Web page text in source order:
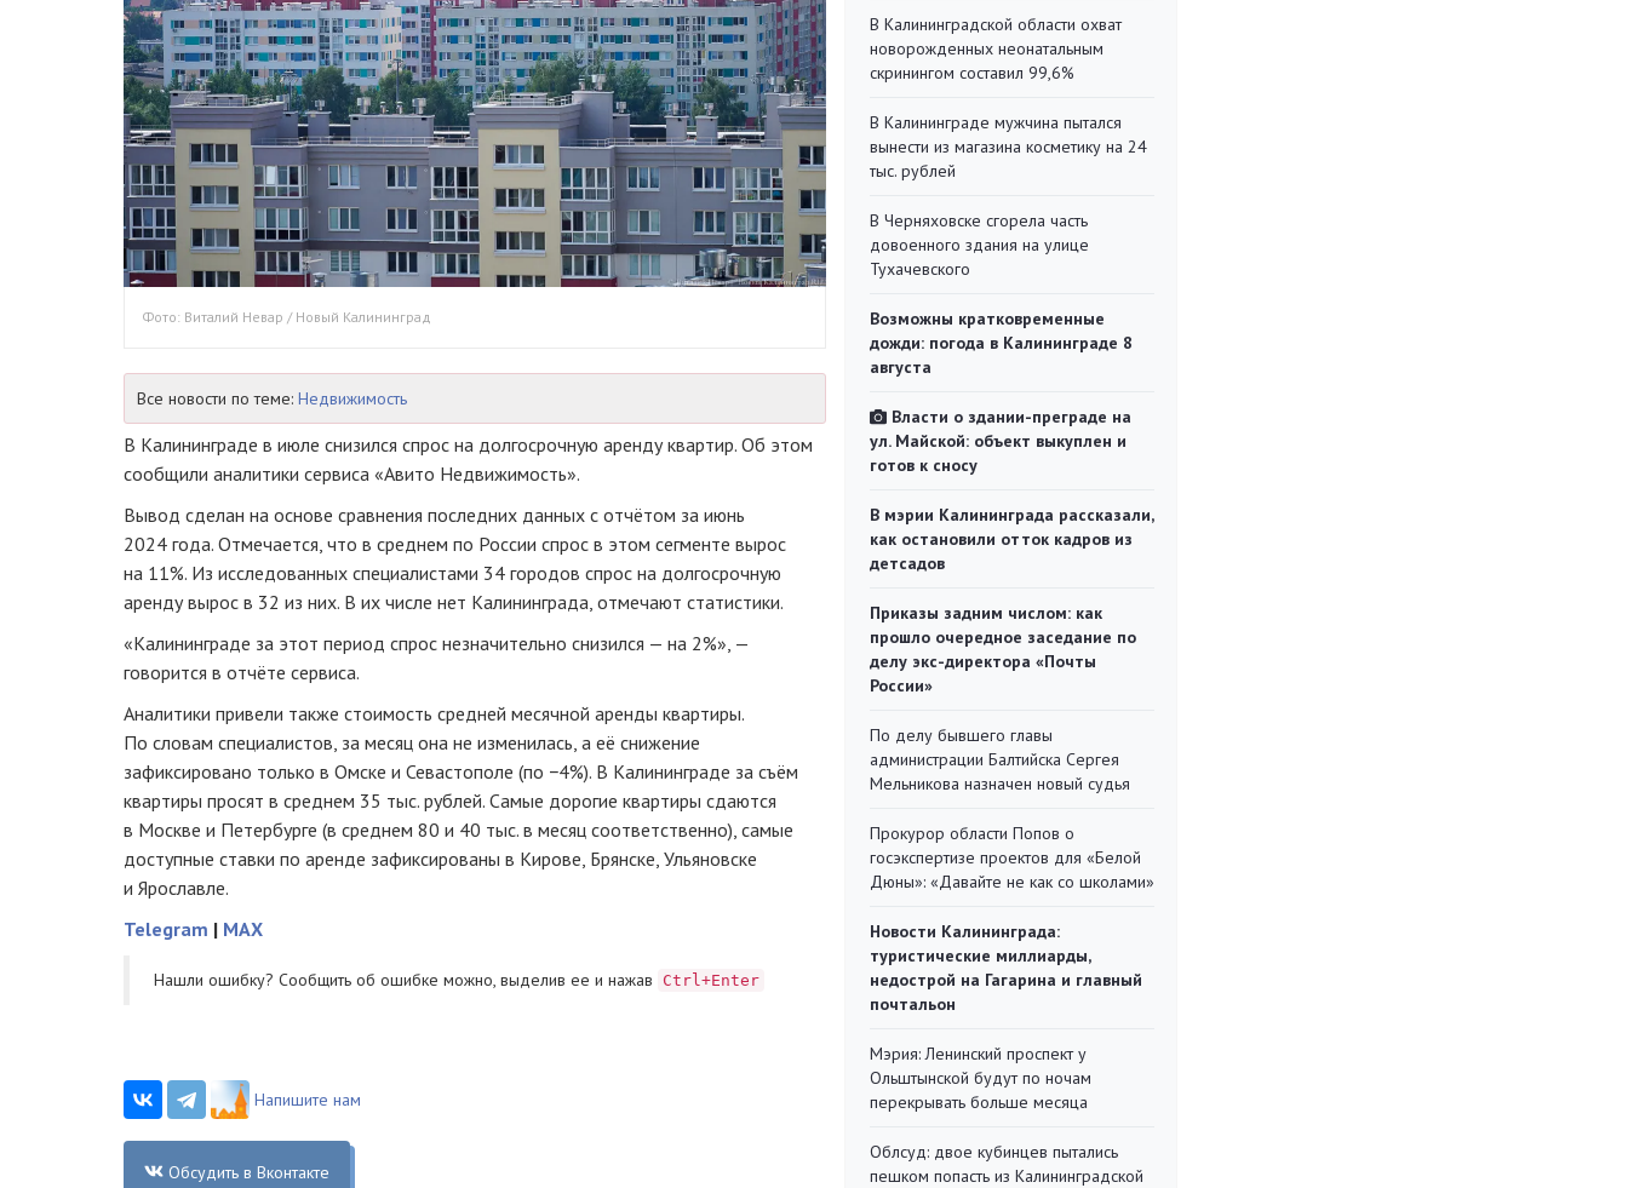
Фото: Виталий Невар / Новый Калининград
Все новости по теме: Недвижимость
В Калининграде в июле снизился спрос на долгосрочную аренду квартир. Об этом
сообщили аналитики сервиса «Авито Недвижимость».
Вывод сделан на основе сравнения последних данных с отчётом за июнь
2024 года. Отмечается, что в среднем по России спрос в этом сегменте вырос
на 11%. Из исследованных специалистами 34 городов спрос на долгосрочную
аренду вырос в 32 из них. В их числе нет Калининграда, отмечают статистики.
«Калининграде за этот период спрос незначительно снизился — на 2%», —
говорится в отчёте сервиса.
Аналитики привели также стоимость средней месячной аренды квартиры.
По словам специалистов, за месяц она не изменилась, а её снижение
зафиксировано только в Омске и Севастополе (по −4%). В Калининграде за съём
квартиры просят в среднем 35 тыс. рублей. Самые дорогие квартиры сдаются
в Москве и Петербурге (в среднем 80 и 40 тыс. в месяц соответственно), самые
доступные ставки по аренде зафиксированы в Кирове, Брянске, Ульяновске
и Ярославле.
Telegram | MAX
Нашли ошибку? Cообщить об ошибке можно, выделив ее и нажав Ctrl+Enter
Напишите нам
Обсудить в Вконтакте
В Калининградской области охват
новорожденных неонатальным
скринингом составил 99,6%
В Калининграде мужчина пытался
вынести из магазина косметику на 24
тыс. рублей
В Черняховске сгорела часть
довоенного здания на улице
Тухачевского
Возможны кратковременные
дожди: погода в Калининграде 8
августа
Власти о здании-преграде на
ул. Майской: объект выкуплен и
готов к сносу
В мэрии Калининграда рассказали,
как остановили отток кадров из
детсадов
Приказы задним числом: как
прошло очередное заседание по
делу экс-директора «Почты
России»
По делу бывшего главы
администрации Балтийска Сергея
Мельникова назначен новый судья
Прокурор области Попов о
госэкспертизе проектов для «Белой
Дюны»: «Давайте не как со школами»
Новости Калининграда:
туристические миллиарды,
недострой на Гагарина и главный
почтальон
Мэрия: Ленинский проспект у
Ольштынской будут по ночам
перекрывать больше месяца
Облсуд: двое кубинцев пытались
пешком попасть из Калининградской